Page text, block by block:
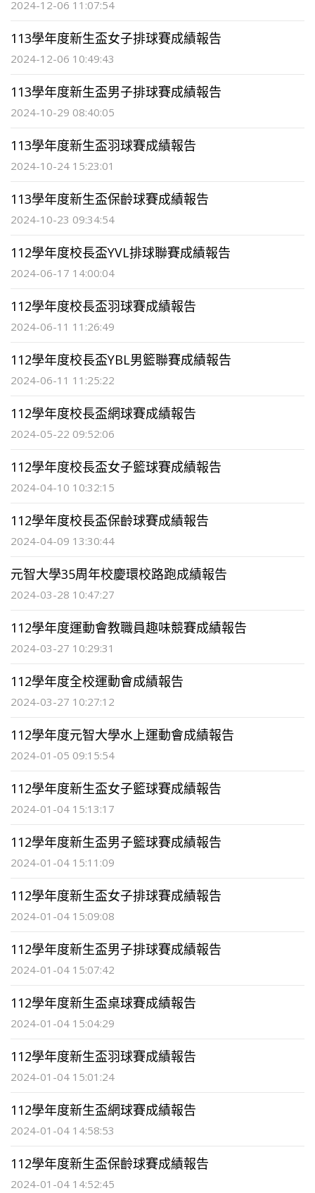
2024-12-06 11:07:54
113學年度新生盃女子排球賽成績報告
2024-12-06 10:49:43
113學年度新生盃男子排球賽成績報告
2024-10-29 08:40:05
113學年度新生盃羽球賽成績報告
2024-10-24 15:23:01
113學年度新生盃保齡球賽成績報告
2024-10-23 09:34:54
112學年度校長盃YVL排球聯賽成績報告
2024-06-17 14:00:04
112學年度校長盃羽球賽成績報告
2024-06-11 11:26:49
112學年度校長盃YBL男籃聯賽成績報告
2024-06-11 11:25:22
112學年度校長盃網球賽成績報告
2024-05-22 09:52:06
112學年度校長盃女子籃球賽成績報告
2024-04-10 10:32:15
112學年度校長盃保齡球賽成績報告
2024-04-09 13:30:44
元智大學35周年校慶環校路跑成績報告
2024-03-28 10:47:27
112學年度運動會教職員趣味競賽成績報告
2024-03-27 10:29:31
112學年度全校運動會成績報告
2024-03-27 10:27:12
112學年度元智大學水上運動會成績報告
2024-01-05 09:15:54
112學年度新生盃女子籃球賽成績報告
2024-01-04 15:13:17
112學年度新生盃男子籃球賽成績報告
2024-01-04 15:11:09
112學年度新生盃女子排球賽成績報告
2024-01-04 15:09:08
112學年度新生盃男子排球賽成績報告
2024-01-04 15:07:42
112學年度新生盃桌球賽成績報告
2024-01-04 15:04:29
112學年度新生盃羽球賽成績報告
2024-01-04 15:01:24
112學年度新生盃網球賽成績報告
2024-01-04 14:58:53
112學年度新生盃保齡球賽成績報告
2024-01-04 14:52:45